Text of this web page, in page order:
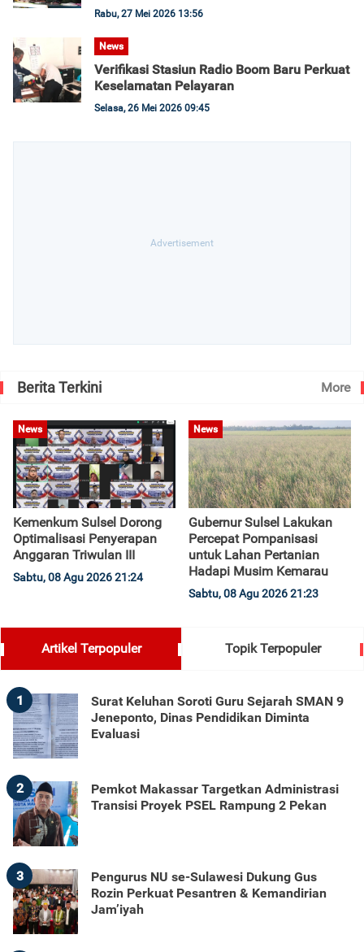
Rabu, 27 Mei 2026 13:56
News
Verifikasi Stasiun Radio Boom Baru Perkuat
Keselamatan Pelayaran
Selasa, 26 Mei 2026 09:45
Berita Terkini More
News
Kemenkum Sulsel Dorong
Optimalisasi Penyerapan
Anggaran Triwulan III
Sabtu, 08 Agu 2026 21:24
News
Gubernur Sulsel Lakukan
Percepat Pompanisasi
untuk Lahan Pertanian
Hadapi Musim Kemarau
Sabtu, 08 Agu 2026 21:23
Artikel Terpopuler Topik Terpopuler
1
Surat Keluhan Soroti Guru Sejarah SMAN 9
Jeneponto, Dinas Pendidikan Diminta
Evaluasi
2
Pemkot Makassar Targetkan Administrasi
Transisi Proyek PSEL Rampung 2 Pekan
3
Pengurus NU se-Sulawesi Dukung Gus
Rozin Perkuat Pesantren & Kemandirian
Jam’iyah